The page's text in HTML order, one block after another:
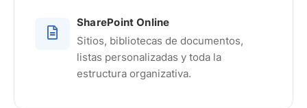
SharePoint Online
Sitios, bibliotecas de documentos,
listas personalizadas y toda la
estructura organizativa.